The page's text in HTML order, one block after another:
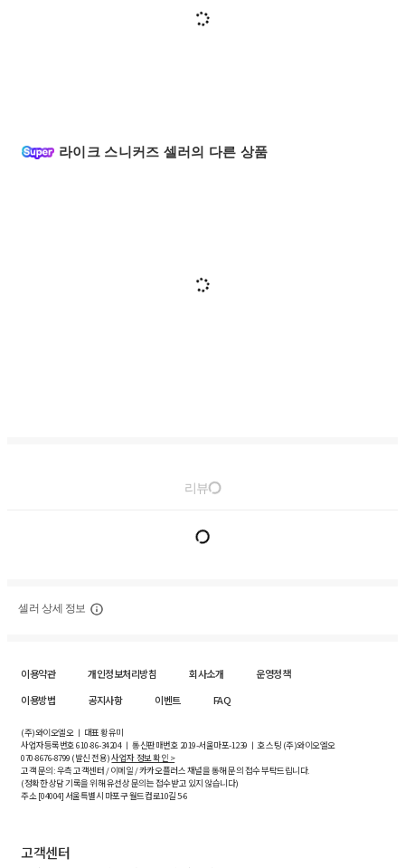
라이크 스니커즈 셀러의 다른 상품
리뷰
셀러 상세 정보
이용약관 개인정보처리방침 회사소개
운영정책
이용방법
공지사항 이벤트 FAQ
(주)와이오엘오 ㅣ 대표 황유미
사업자등록번호610-86-34204ㅣ 통신판매번호 2019-서울마포-1239 ㅣ 호스팅 (주)와이오엘오
070-8676-8799 (발신 전용)사업자 정보 확인 >
고객 문의: 우측 고객센터 / 이메일 / 카카오플러스 채널을 통해 문의 접수 부탁드립니다.
(정확한 상담 기록을 위해 유선상 문의는 접수받고 있지 않습니다)
주소 [04004] 서울특별시 마포구 월드컵로10길5-6
고객센터